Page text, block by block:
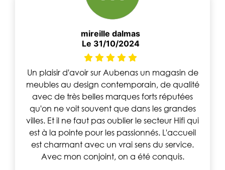
mireille dalmas
Le 31/10/2024
Un plaisir d'avoir sur Aubenas un magasin de
meubles au design contemporain, de qualité
avec de très belles marques forts réputées
qu'on ne voit souvent que dans les grandes
villes. Et il ne faut pas oublier le secteur Hifi qui
est à la pointe pour les passionnés. L'accueil
est charmant avec un vrai sens du service.
Avec mon conjoint, on a été conquis.